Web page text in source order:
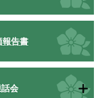
報告書
会